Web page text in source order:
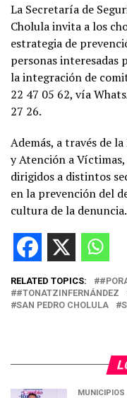
La Secretaría de
Cholula invita a los
estrategia de
personas
la integración de
22 47 05 62, vía
27 26.
Además, a través de
y Atención a
dirigidos a distintos
en la prevención del
cultura de la denuncia.
RELATED TOPICS:
#TONATZINFERNÁNDEZ
SAN PEDRO CHOLULA
MUNICIPIOS